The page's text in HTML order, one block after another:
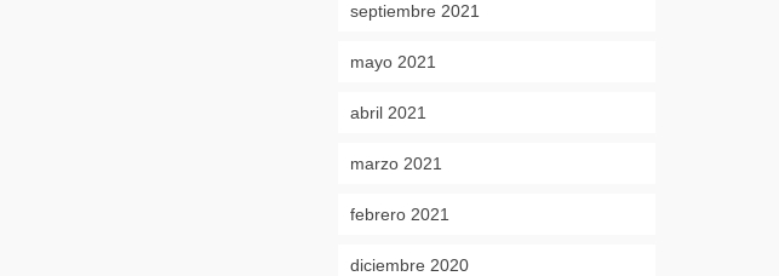
septiembre 2021
mayo 2021
abril 2021
marzo 2021
febrero 2021
diciembre 2020